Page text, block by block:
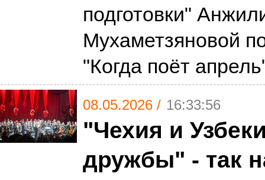
подготовки"
Мухаметзяновой
"Когда поёт
08.05.2026 / 16:33:56
"Чехия и
дружбы" - так